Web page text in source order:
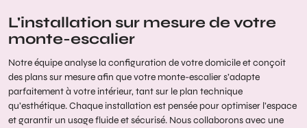
L'installation sur mesure de votre
monte-escalier
Notre équipe analyse la configuration de votre domicile et conçoit
des plans sur mesure afin que votre monte-escalier s’adapte
parfaitement à votre intérieur, tant sur le plan technique
qu’esthétique. Chaque installation est pensée pour optimiser l’espace
et garantir un usage fluide et sécurisé. Nous collaborons avec une